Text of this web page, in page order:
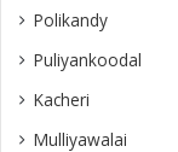
Polikandy
Puliyankoodal
Kacheri
Mulliyawalai